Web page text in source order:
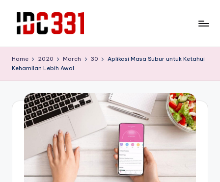
e
m
Edukasi
melepas
lelah
sekaliguis
mendidik
anda
Home 2020 March 30
Aplikasi Masa Subur untuk Ketahui
Kehamilan Lebih Awal